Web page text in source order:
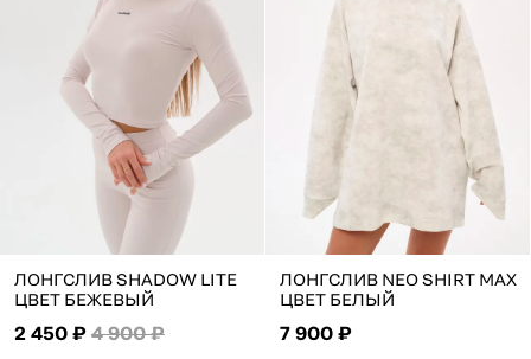
ЛОНГСЛИВ SHADOW LITE
ЦВЕТ БЕЖЕВЫЙ
2 450 ₽ 4 900 ₽
ЛОНГСЛИВ NEO SHIRT MAX
ЦВЕТ БЕЛЫЙ
7 900 ₽